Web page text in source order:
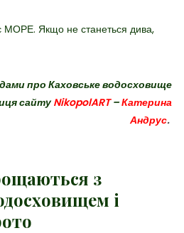
МОРЕ. Якщо не станеться дива,
про Каховське водосховище
сайтуNikopolART–Катерина
Андрус.
з
і